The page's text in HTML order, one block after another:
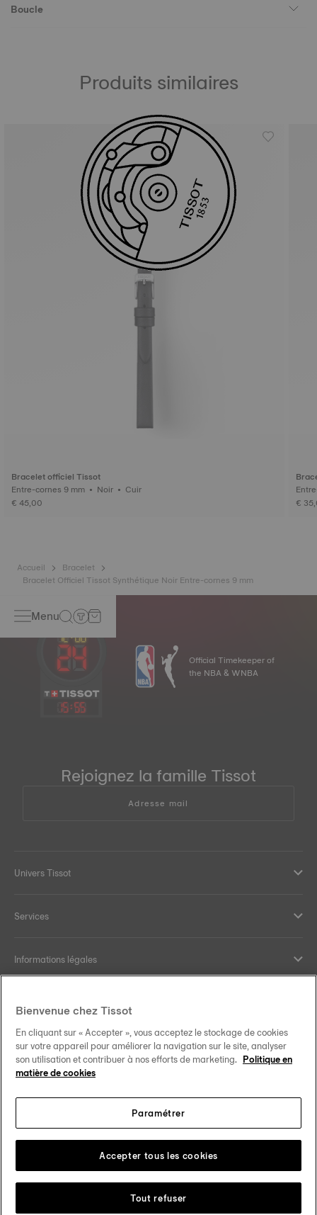
Boucle
Produits similaires
Bracelet officiel Tissot
Entre-cornes 9 mm • Noir • Cuir
€ 45,00
€
Accueil
Bracelet
Bracelet Officiel Tissot Synthétique Noir Entre-cornes 9 mm
Menu
15:55
Official Timekeeper of
the NBA & WNBA
Rejoignez la famille Tissot
Adresse mail
Univers Tissot
Services
Informations légales
Nos engagements
Suivez-nous sur les réseaux sociaux
Changer de pays Tissot Copyrights 2026
Bienvenue chez Tissot
En cliquant sur « Accepter », vous acceptez le stockage de cookies
sur votre appareil pour améliorer la navigation sur le site, analyser
son utilisation et contribuer à nos efforts de marketing. Politique en
matière de cookies
Paramétrer
Tout refuser
Accepter tous les cookies